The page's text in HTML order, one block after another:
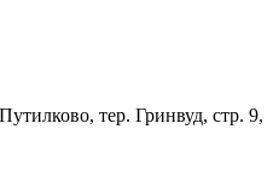
тер. Гринвуд, стр. 9,